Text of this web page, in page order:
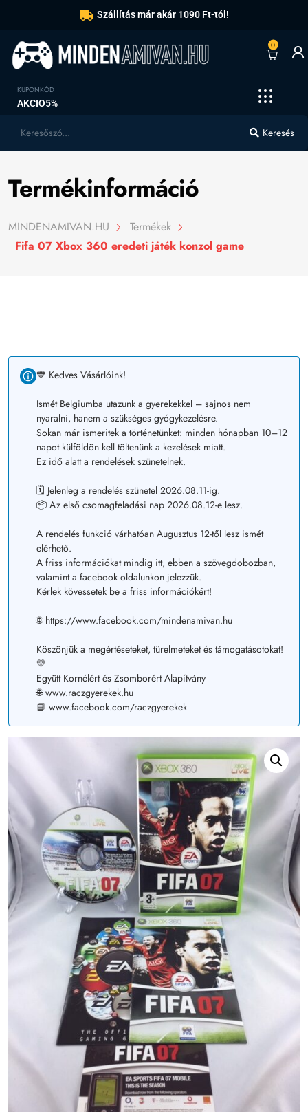
Szállítás már akár 1090 Ft-tól!
0
KUPONKÓD
AKCIO5%
Keresés
Termékinformáció
MINDENAMIVAN.HU
Termékek
Fifa 07 Xbox 360 eredeti játék konzol game
💙 Kedves Vásárlóink!
Ismét Belgiumba utazunk a gyerekekkel – sajnos nem
nyaralni, hanem a szükséges gyógykezelésre.
Sokan már ismeritek a történetünket: minden hónapban 10–12
napot külföldön kell töltenünk a kezelések miatt.
Ez idő alatt a rendelések szünetelnek.
🗓️ Jelenleg a rendelés szünetel 2026.08.11-ig.
📦 Az első csomagfeladási nap 2026.08.12-e lesz.
A rendelés funkció várhatóan Augusztus 12-től lesz ismét
elérhető.
A friss információkat mindig itt, ebben a szövegdobozban,
valamint a facebook oldalunkon jelezzük.
Kérlek kövessetek be a friss információkért!
🌐 https://www.facebook.com/mindenamivan.hu
Köszönjük a megértéseteket, türelmeteket és támogatásotokat!
💛
Együtt Kornélért és Zsomborért Alapítvány
🌐 www.raczgyerekek.hu
📘 www.facebook.com/raczgyerekek